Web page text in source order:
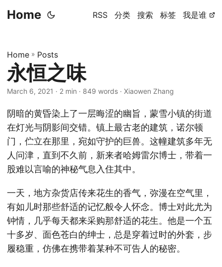
Home RSS 分类 搜索 标签 我是谁
Home » Posts
永恒之味
March 6, 2021 · 2 min · 849 words · Xiaowen Zhang
阴暗的黄昏染上了一层晦涩的幽旨，蒙雪小镇的街道
在灯光与阴影间交错。镇上最古老的建筑，诺尔顿
门，伫立在那里，宛如守护的巨兽。这幢建筑多年无
人问津，直到不久前，新来者哈姆雷尔博士，带着一
股难以言喻的神秘气息入住其中。
一天，地方杂货店传来花生的香气，弥漫在空气里，
有如儿时那些舒适的记忆般令人怀念。博士对此尤为
钟情，几乎每天都来采购那舒适的花生。他是一个五
十多岁、面色苍白的绅士，总是穿着过时的外套，步
履稳重，仿佛在携带着某种不可告人的秘密。